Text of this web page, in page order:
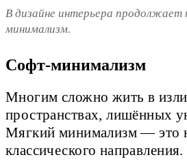
В дизайне интерьера продолжает
минимализм.
Софт-минимализм
Многим сложно жить в
пространствах, лишённых
Мягкий минимализм — это
классического направления.